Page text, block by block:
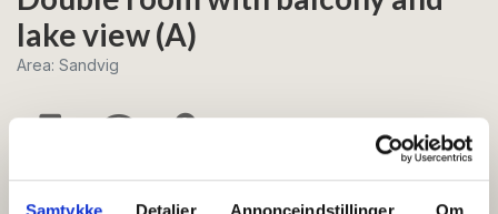
Samtykke Detaljer Annonceindstillinger Om
lake view (A)
Area: Sandvig